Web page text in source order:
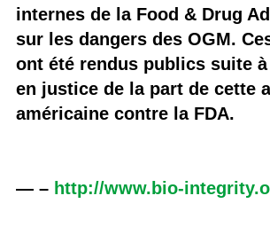
internes de la Food & Drug
sur les dangers des OGM.
ont été rendus publics suite
en justice de la part de cette
américaine contre la FDA.
— – http://www.bio-